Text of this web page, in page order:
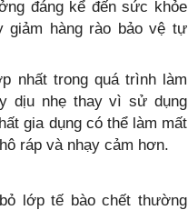
đáng kể đến sức khỏe
giảm hàng rào bảo vệ tự
nhất trong quá trình làm
dịu nhẹ thay vì sử dụng
gia dụng có thể làm mất
ráp và nhạy cảm hơn.
lớp tế bào chết thường